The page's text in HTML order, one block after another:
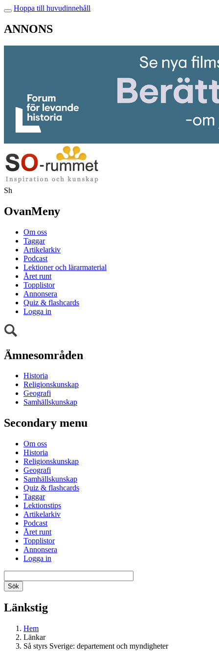
Hoppa till huvudinnehåll
ANNONS
Sh
OvanMeny
Om oss
Taggar
Artikelarkiv
Podcast
Lektioner och lärarmaterial
Året runt
Topplistor
Annonsera
Quiz & flashcards
Logga in
Ämnesområden
Historia
Religionskunskap
Geografi
Samhällskunskap
Secondary menu
Om oss
Historia
Religionskunskap
Geografi
Samhällskunskap
Quiz & flashcards
Taggar
Lektionstips
Artikelarkiv
Podcast
Året runt
Topplistor
Annonsera
Logga in
Länkstig
Hem
Länkar
Så styrs Sverige: departement och myndigheter